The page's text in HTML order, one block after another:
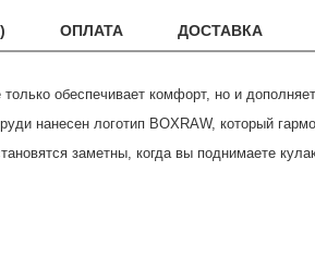
ОПЛАТА ДОСТАВКА
обеспечивает комфорт, но и
нанесен логотип BOXRAW, который
заметны, когда вы поднимаете